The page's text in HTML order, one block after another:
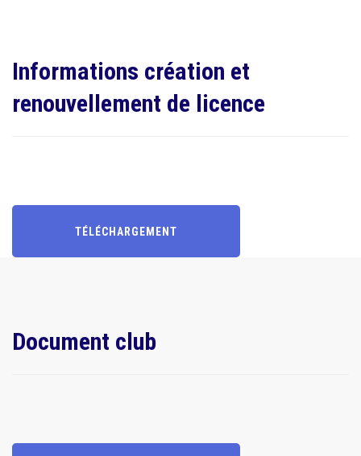
Informations création et
renouvellement de licence
TÉLÉCHARGEMENT
Document club